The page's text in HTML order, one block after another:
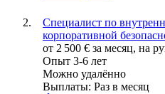
Специалист по
корпоративной
от 2 500 € за месяц, на
Опыт 3-6 лет
Можно удалённо
Выплаты: Раз в месяц